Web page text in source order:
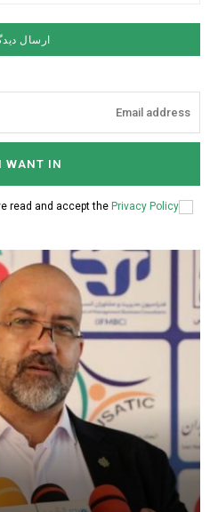
I WANT IN
read and accept the Privacy Policy